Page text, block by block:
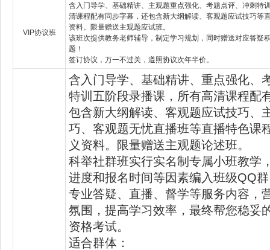
VIP协议班
含入门导学、基础精讲、主观题重点强化、考题点评、冲刺特
清课程配有同步字幕，还包含新大纲解读、客观题应试技巧等
资料。限量赠送主观题应试班。
该班次提供教务老师辅导，制定学习规划，同时赠送对应答疑
题！
签订协议，万一不过关，遵照协议次年半价。
含入门导学、基础精讲、重点强化、
特训五阶段录播课，所有高清课程配
包含新大纲解读、客观题应试技巧、
巧、客观题无忧直播班等直播特色课
义资料。限量赠送主观题论述班。
科举社群班实行实名制专属小班教学
进度和报名时间等因素编入班级QQ
专业答疑、直播、督学等服务内容，
氛围，提高学习效率，最终帮您稳妥
资格考试。
适合群体：